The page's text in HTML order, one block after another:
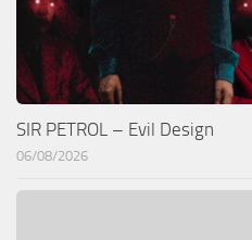
SIR PETROL – Evil Design
06/08/2026